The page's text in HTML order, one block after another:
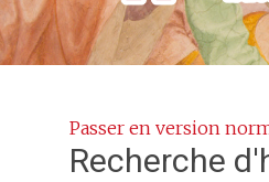
Passer en version
Recherche